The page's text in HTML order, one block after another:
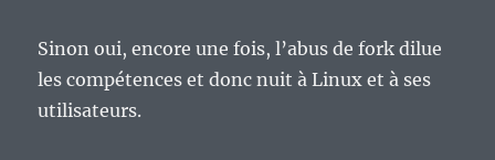
Sinon oui, encore une fois, l’abus de fork dilue
les compétences et donc nuit à Linux et à ses
utilisateurs.